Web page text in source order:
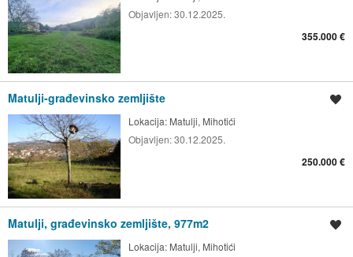
Objavljen:30.12.2025.
355.000 €
Matulji-građevinsko zemljište
Lokacija: Matulji, Mihotići
Objavljen:30.12.2025.
250.000 €
Matulji, građevinsko zemljište, 977m2
Lokacija: Matulji, Mihotići